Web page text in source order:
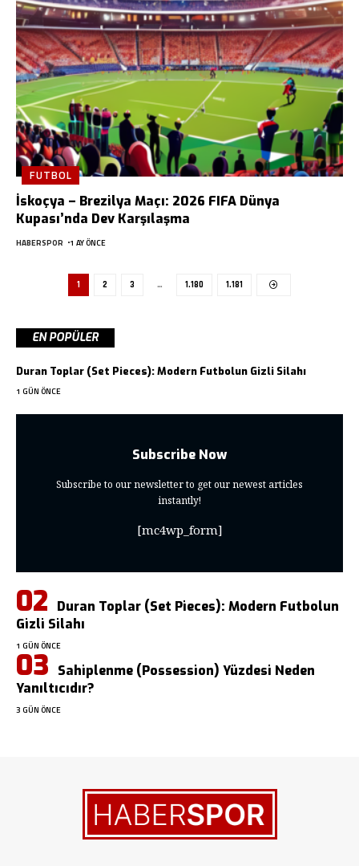
FUTBOL
İskoçya – Brezilya Maçı: 2026 FIFA Dünya
Kupası’nda Dev Karşılaşma
HABERSPOR 1 AY ÖNCE
1 2 3 … 1.180 1.181
EN POPÜLER
Duran Toplar (Set Pieces): Modern Futbolun Gizli Silahı
1 GÜN ÖNCE
Subscribe Now
Subscribe to our newsletter to get our newest articles
instantly!
[mc4wp_form]
Duran Toplar (Set Pieces): Modern Futbolun
Gizli Silahı
1 GÜN ÖNCE
Sahiplenme (Possession) Yüzdesi Neden
Yanıltıcıdır?
3 GÜN ÖNCE